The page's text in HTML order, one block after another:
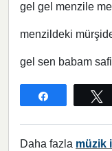
gel gel menzile
menzildeki
gel sen babam
Daha fazla müzik